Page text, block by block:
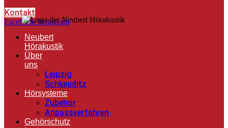
Kontakt
Facebook Instagram
Neubert
Hörakustik
Über
uns
Leipzig
Schkeuditz
Hörsysteme
Zubehör
Anpassverfahren
Gehörschutz